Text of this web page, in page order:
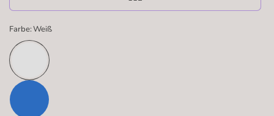
Farbe:Weiß